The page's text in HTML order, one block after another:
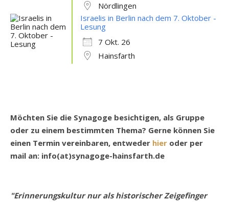
Nördlingen
Israelis in Berlin nach dem 7. Oktober -
Lesung
7 Okt. 26
Hainsfarth
Möchten Sie die Synagoge besichtigen, als Gruppe
oder zu einem bestimmten Thema? Gerne können Sie
einen Termin vereinbaren, entweder hier oder per
mail an: info(at)synagoge-hainsfarth.de
"Erinnerungskultur nur als historischer Zeigefinger